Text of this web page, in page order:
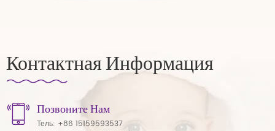
Контактная Информация
Позвоните Нам
Тель: +86 15159593537